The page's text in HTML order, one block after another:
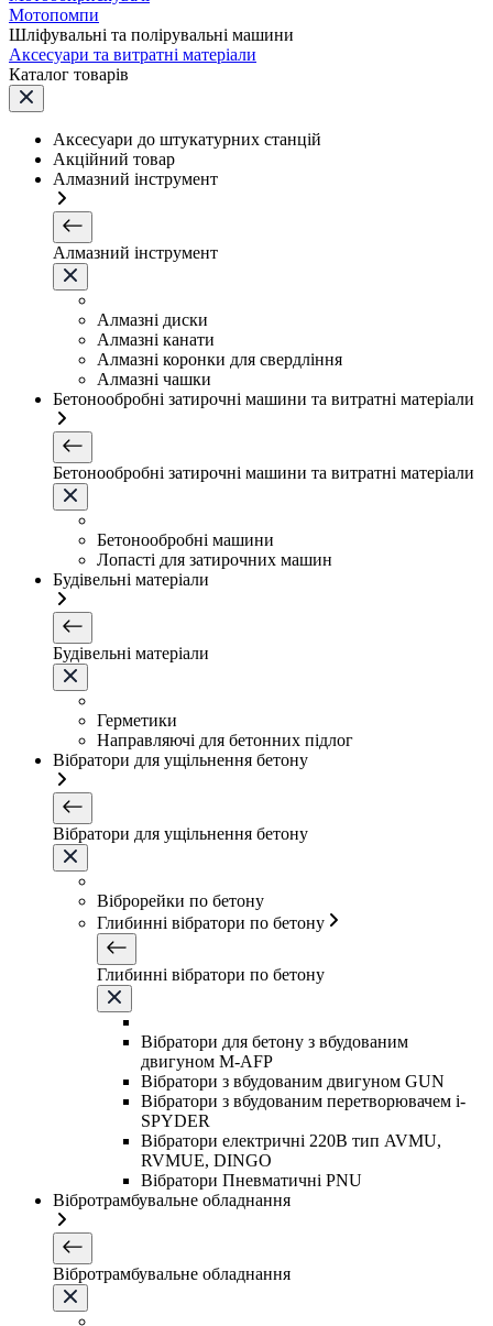
Мотопомпи
Шліфувальні та полірувальні машини
Аксесуари та витратні матеріали
Каталог товарів
Аксесуари до штукатурних станцій
Акційний товар
Алмазний інструмент
Алмазний інструмент
Алмазні диски
Алмазні канати
Алмазні коронки для свердління
Алмазні чашки
Бетонообробні затирочні машини та витратні матеріали
Бетонообробні затирочні машини та витратні матеріали
Бетонообробні машини
Лопасті для затирочних машин
Будівельні матеріали
Будівельні матеріали
Герметики
Направляючі для бетонних підлог
Вібратори для ущільнення бетону
Вібратори для ущільнення бетону
Віброрейки по бетону
Глибинні вібратори по бетону
Глибинні вібратори по бетону
Вібратори для бетону з вбудованим
двигуном M-AFP
Вібратори з вбудованим двигуном GUN
Вібратори з вбудованим перетворювачем i-
SPYDER
Вібратори електричні 220B тип AVMU,
RVMUE, DINGO
Вібратори Пневматичні PNU
Вібротрамбувальне обладнання
Вібротрамбувальне обладнання